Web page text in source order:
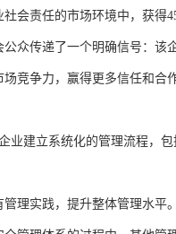
会责任的市场环境中，获得
众传递了一个明确信号：该
竞争力，赢得更多信任和合
业建立系统化的管理流程，
理实践，提升整体管理水平。